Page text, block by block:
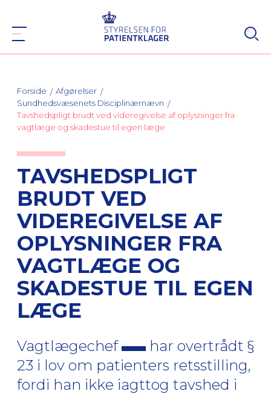
Forside
Afgørelser
Sundhedsvæsenets Disciplinærnævn
Tavshedspligt brudt ved videregivelse af oplysninger fra
vagtlæge og skadestue til egen læge
TAVSHEDSPLIGT
BRUDT VED
VIDEREGIVELSE AF
OPLYSNINGER FRA
VAGTLÆGE OG
SKADESTUE TIL EGEN
LÆGE
Vagtlægechef
har overtrådt §
23 i lov om patienters retsstilling,
fordi han ikke iagttog tavshed i